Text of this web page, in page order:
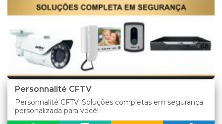
Personnalité CFTV
Personnalité CFTV. Soluções completas em segurança
personalizada para você!